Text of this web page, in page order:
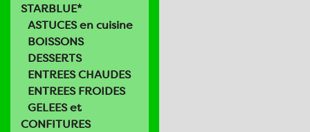
STARBLUE*
ASTUCES en cuisine
BOISSONS
DESSERTS
ENTREES CHAUDES
ENTREES FROIDES
GELEES et
CONFITURES